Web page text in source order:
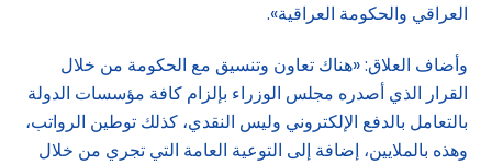
العراقي والحكومة العراقية».
وأضاف العلاق: «هناك تعاون وتنسيق مع الحكومة من خلال
القرار الذي أصدره مجلس الوزراء بإلزام كافة مؤسسات الدولة
بالتعامل بالدفع الإلكتروني وليس النقدي، كذلك توطين الرواتب،
وهذه بالملايين، إضافة إلى التوعية العامة التي تجري من خلال